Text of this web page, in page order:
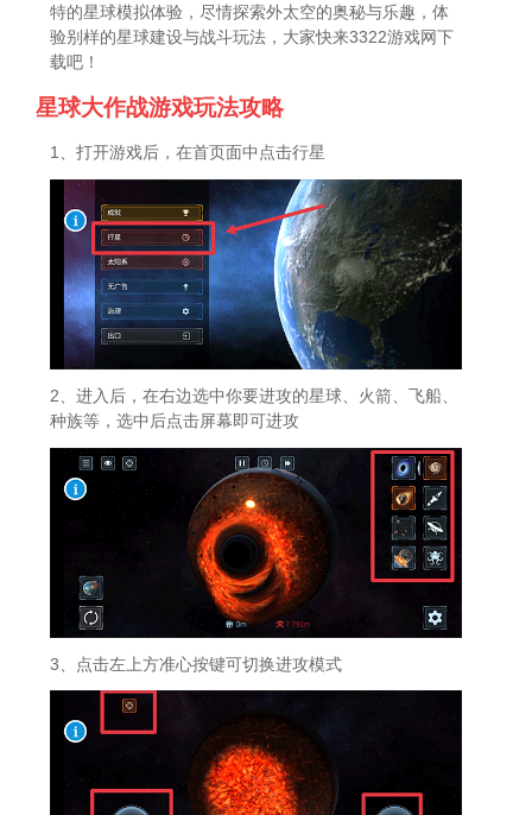
特的星球模拟体验，尽情探索外太空的奥秘与乐趣，体
验别样的星球建设与战斗玩法，大家快来3322游戏网下
载吧！
星球大作战游戏玩法攻略
1、打开游戏后，在首页面中点击行星
2、进入后，在右边选中你要进攻的星球、火箭、飞船、
种族等，选中后点击屏幕即可进攻
3、点击左上方准心按键可切换进攻模式